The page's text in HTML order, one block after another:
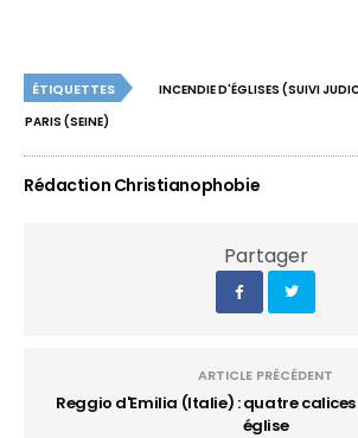
ÉTIQUETTES
INCENDIE D'ÉGLISES (SUIVI
PARIS (SEINE)
Rédaction Christianophobie
Partager
ARTICLE PRÉCÉDENT
Reggio d'Emilia (Italie) : quatre
église